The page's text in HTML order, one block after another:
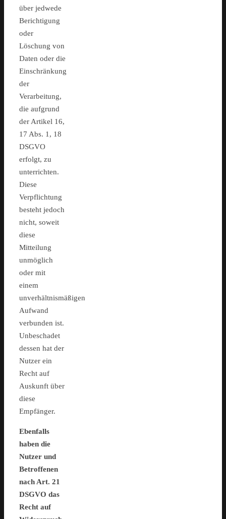
über jedwede
Berichtigung
oder
Löschung von
Daten oder die
Einschränkung
der
Verarbeitung,
die aufgrund
der Artikel 16,
17 Abs. 1, 18
DSGVO
erfolgt, zu
unterrichten.
Diese
Verpflichtung
besteht jedoch
nicht, soweit
diese
Mitteilung
unmöglich
oder mit
einem
unverhältnismäßigen
Aufwand
verbunden ist.
Unbeschadet
dessen hat der
Nutzer ein
Recht auf
Auskunft über
diese
Empfänger.
Ebenfalls
haben die
Nutzer und
Betroffenen
nach Art. 21
DSGVO das
Recht auf